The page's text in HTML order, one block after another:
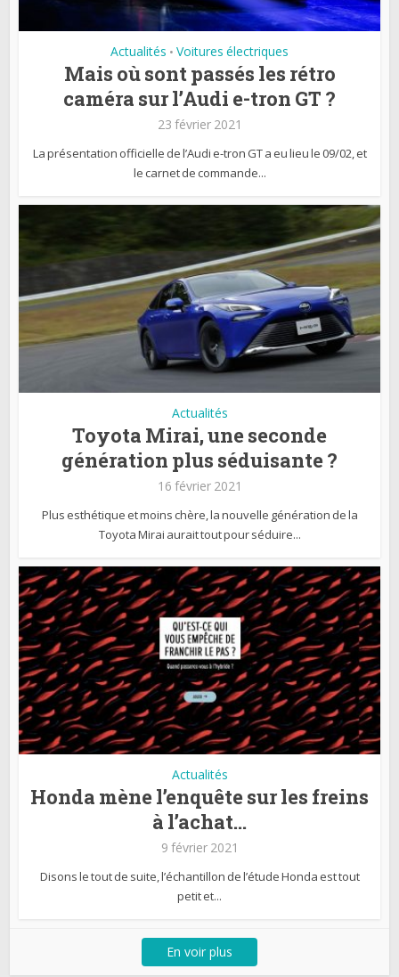
Actualités • Voitures électriques
Mais où sont passés les rétro
caméra sur l’Audi e-tron GT ?
23 février 2021
La présentation officielle de l’Audi e-tron GT a eu lieu le 09/02, et
le carnet de commande...
Actualités
Toyota Mirai, une seconde
génération plus séduisante ?
16 février 2021
Plus esthétique et moins chère, la nouvelle génération de la
Toyota Mirai aurait tout pour séduire...
Actualités
Honda mène l’enquête sur les freins
à l’achat...
9 février 2021
Disons le tout de suite, l’échantillon de l’étude Honda est tout
petit et...
En voir plus